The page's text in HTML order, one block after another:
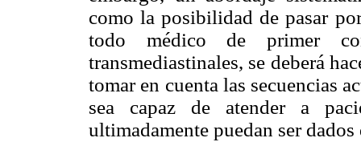
como la posibilidad de pasar
todo médico de primer
transmediastinales, se deberá
tomar en cuenta las secuencias
sea capaz de atender a
ultimadamente puedan ser